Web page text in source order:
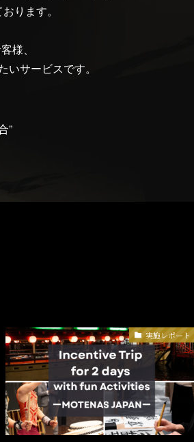
ります。
様、
サービスです。
”
実施レポート